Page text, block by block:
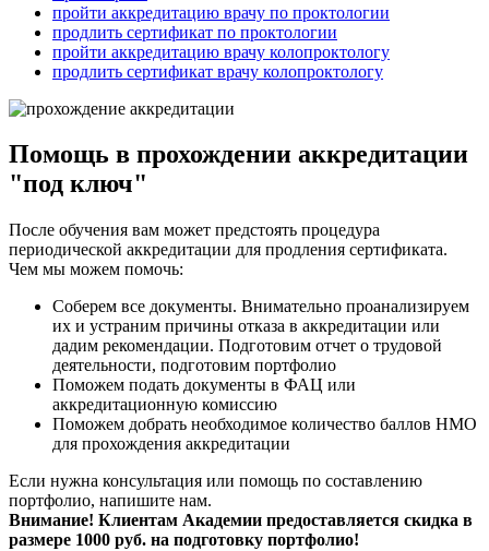
пройти аккредитацию врачу по проктологии
продлить сертификат по проктологии
пройти аккредитацию врачу колопроктологу
продлить сертификат врачу колопроктологу
Помощь в прохождении аккредитации
"под ключ"
После обучения вам может предстоять процедура
периодической аккредитации для продления сертификата.
Чем мы можем помочь:
Соберем все документы. Внимательно проанализируем
их и устраним причины отказа в аккредитации или
дадим рекомендации. Подготовим отчет о трудовой
деятельности, подготовим портфолио
Поможем подать документы в ФАЦ или
аккредитационную комиссию
Поможем добрать необходимое количество баллов НМО
для прохождения аккредитации
Если нужна консультация или помощь по составлению
портфолио, напишите нам.
Внимание! Клиентам Академии предоставляется скидка в
размере 1000 руб. на подготовку портфолио!